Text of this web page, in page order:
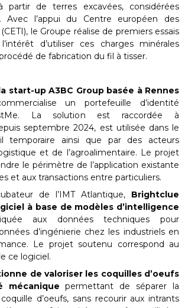
partir de terres excavées, considérées
Avec l’appui du Centre européen des
le Groupe réalise de premiers essais
d’utiliser ces charges minérales
de fabrication du fil à tisser.
start-up A3BC Group basée à Rennes
un portefeuille d’identité
La solution est raccordée à
septembre 2024, est utilisée dans le
temporaire ainsi que par des acteurs
et de l’agroalimentaire. Le projet
le périmètre de l’application existante
et aux transactions entre particuliers.
de l’IMT Atlantique, Brightclue
à base de modèles d’intelligence
aux données techniques pour
d’ingénierie chez les industriels en
Le projet soutenu correspond au
ce logiciel.
de valoriser les coquilles d’oeufs
mécanique permettant de séparer la
d’oeufs, sans recourir aux intrants